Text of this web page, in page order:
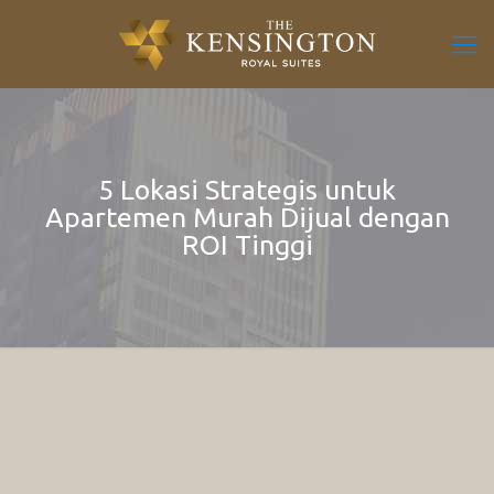
5 Lokasi Strategis untuk
Apartemen Murah Dijual dengan
ROI Tinggi